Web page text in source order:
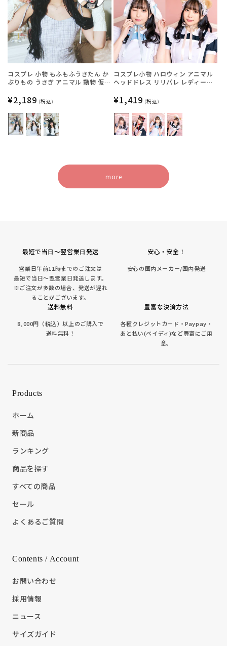
コスプレ 小物 もふもふうさたん か
ぶりもの うさぎ アニマル 動物 仮装
ック【クリアストーン】
通
常
価
格
¥2,189 (税込)
コスプレ小物 ハロウィン アニマル
ヘッドドレス リリパレ レディース
ぎ/くま【クリアストーン】
通
常
価
格
¥1,419 (税込)
more
最短で当日～翌営業日発送
営業日午前11時までのご注文は
最短で当日～翌営業日発送します。
※ご注文が多数の場合、発送が遅れ
ることがございます。
安心・安全！
安心の国内メーカー/国内発送
送料無料
8,000円（税込）以上のご購入で
送料無料！
豊富な決済方法
各種クレジットカード・Paypay・
あと払い(ペイディ)など豊富にご用
意。
Products
ホーム
新商品
ランキング
商品を探す
すべての商品
セール
よくあるご質問
Contents / Account
お問い合わせ
採用情報
ニュース
サイズガイド